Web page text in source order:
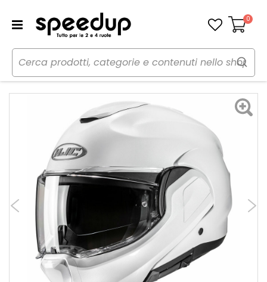
Carrello
0
Home Moto Caschi moto
Caschi
Casco Modulare F100